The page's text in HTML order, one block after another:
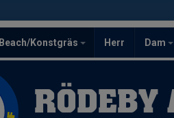
Beach/Konstgräs Herr Dam
RÖDEBY